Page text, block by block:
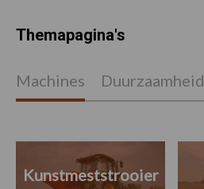
Themapagina's
Machines Duurzaamheid
Kunstmeststrooier